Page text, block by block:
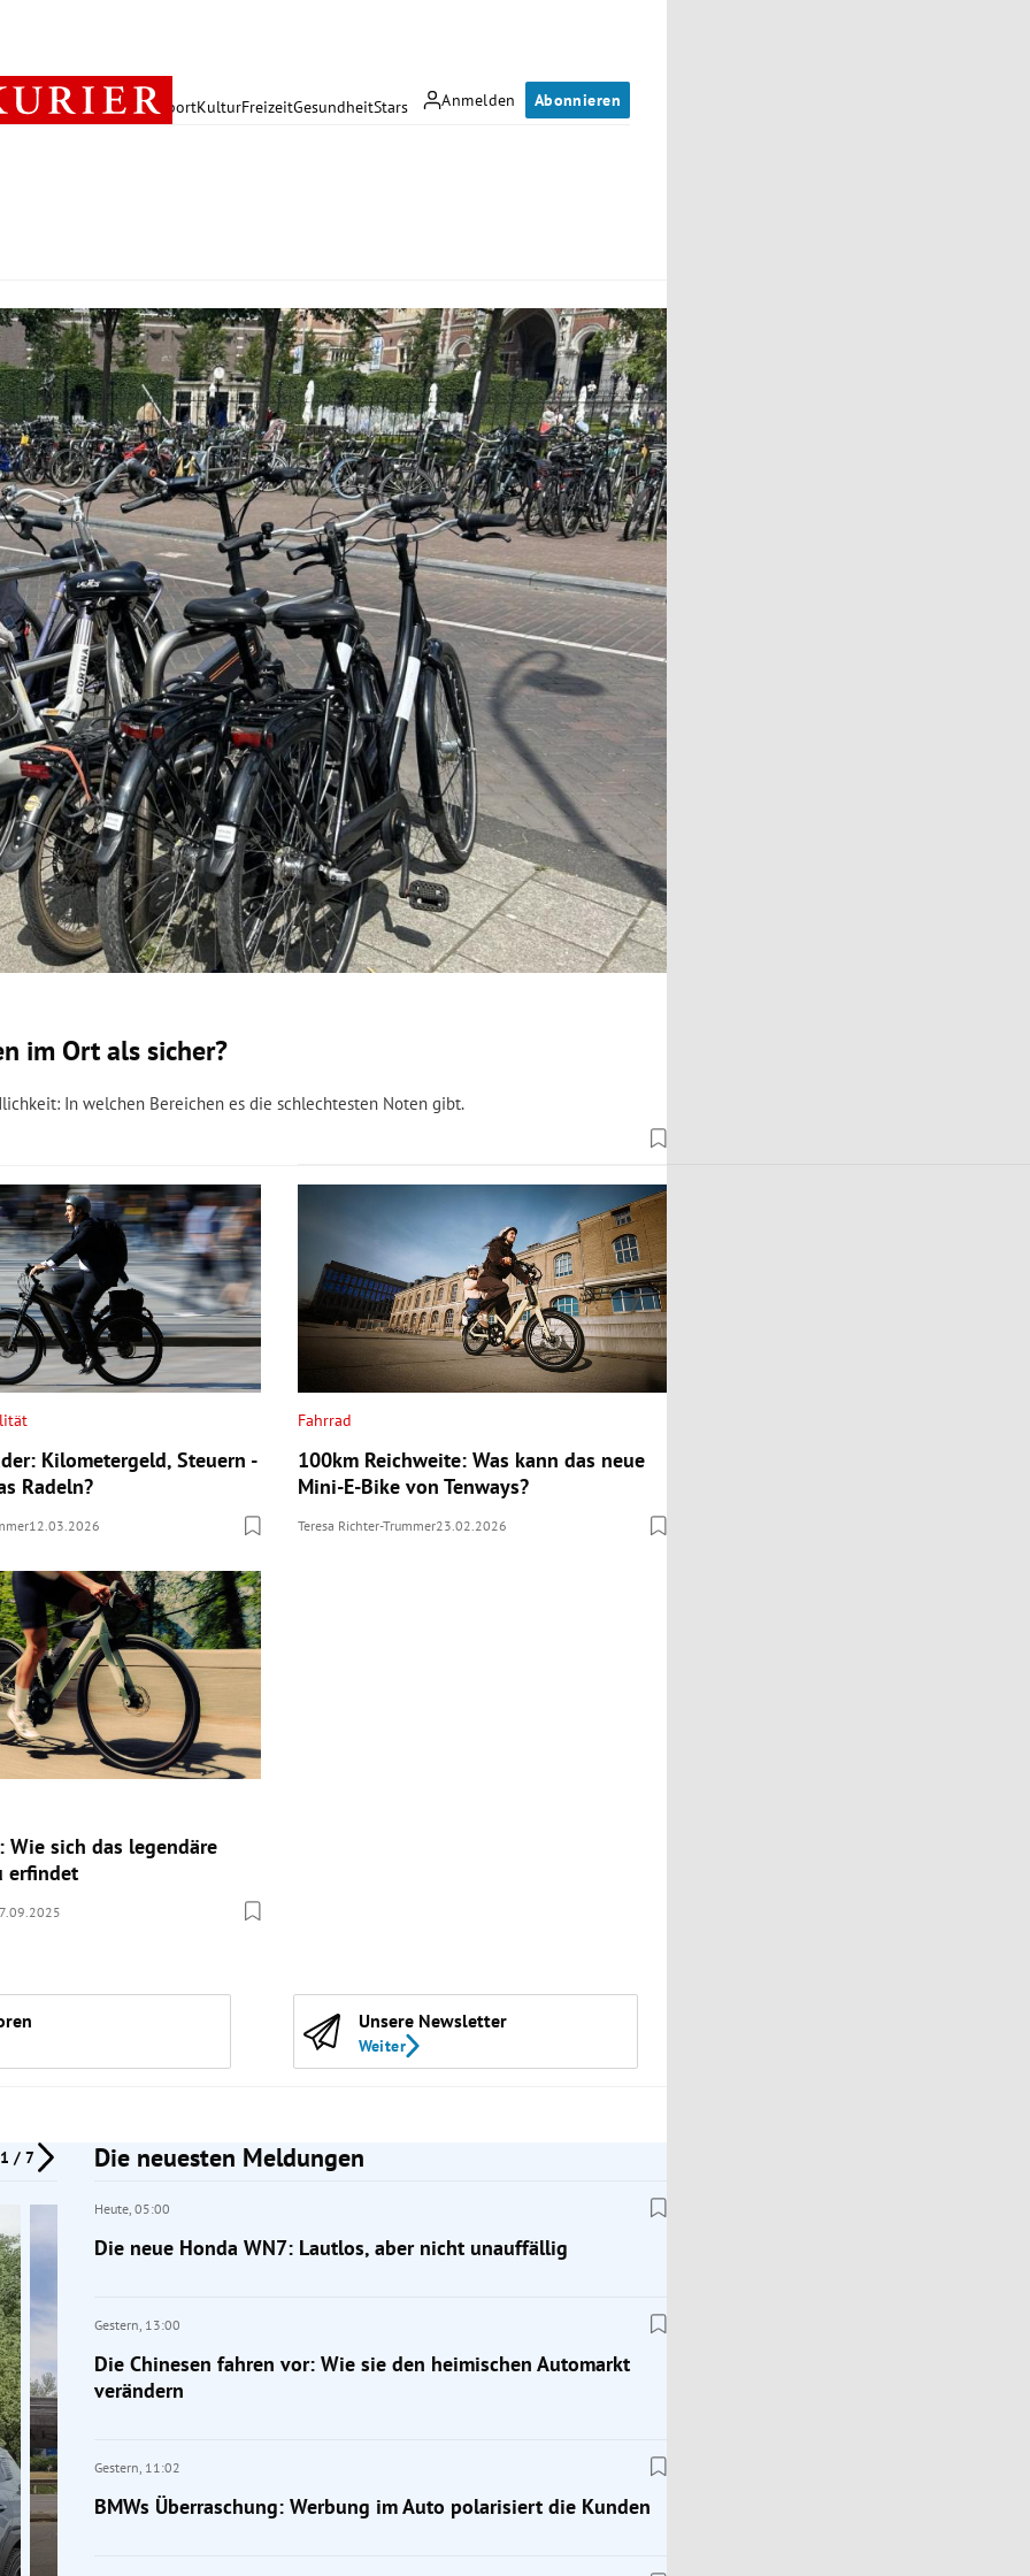
Anmelden Abonnieren
PolitikWirtschaft SportKulturFreizeitGesundheitStars
im Ort als sicher?
In welchen Bereichen es die schlechtesten Noten gibt.
Kilometergeld, Steuern -
Radeln?
12.03.2026
Fahrrad
100km Reichweite: Was kann das neue
Mini-E-Bike von Tenways?
Teresa Richter-Trummer23.02.2026
Wie sich das legendäre
erfindet
Unsere Newsletter
Weiter
1 / 7 Die neuesten Meldungen
Heute, 05:00
Die neue Honda WN7: Lautlos, aber nicht unauffällig
Gestern, 13:00
Die Chinesen fahren vor: Wie sie den heimischen Automarkt
verändern
Gestern, 11:02
BMWs Überraschung: Werbung im Auto polarisiert die Kunden